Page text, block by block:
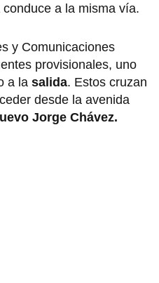
conduce a la misma vía.
y Comunicaciones
provisionales, uno
a la salida. Estos cruzan
desde la avenida
Jorge Chávez.